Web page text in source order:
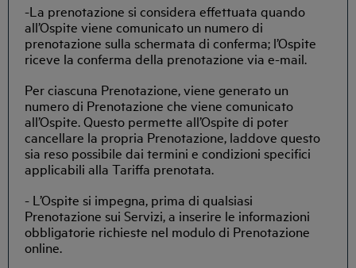
-La prenotazione si considera effettuata quando
all’Ospite viene comunicato un numero di
prenotazione sulla schermata di conferma; l’Ospite
riceve la conferma della prenotazione via e-mail.
Per ciascuna Prenotazione, viene generato un
numero di Prenotazione che viene comunicato
all’Ospite. Questo permette all’Ospite di poter
cancellare la propria Prenotazione, laddove questo
sia reso possibile dai termini e condizioni specifici
applicabili alla Tariffa prenotata.
- L’Ospite si impegna, prima di qualsiasi
Prenotazione sui Servizi, a inserire le informazioni
obbligatorie richieste nel modulo di Prenotazione
online.